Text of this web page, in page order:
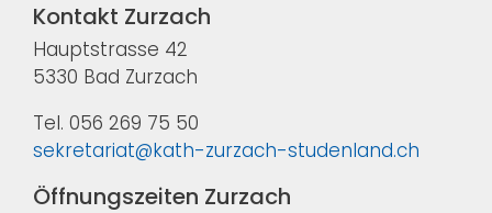
Kontakt Zurzach
Hauptstrasse 42
5330 Bad Zurzach
Tel. 056 269 75 50
sekretariat@kath-zurzach-studenland.ch
Öffnungszeiten Zurzach